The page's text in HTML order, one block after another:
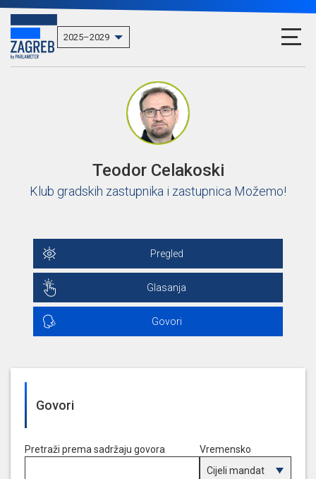
Teodor Celakoski
Klub gradskih zastupnika i zastupnica Možemo!
Pregled
Glasanja
Govori
Govori
Pretraži prema sadržaju govora
Vremensko